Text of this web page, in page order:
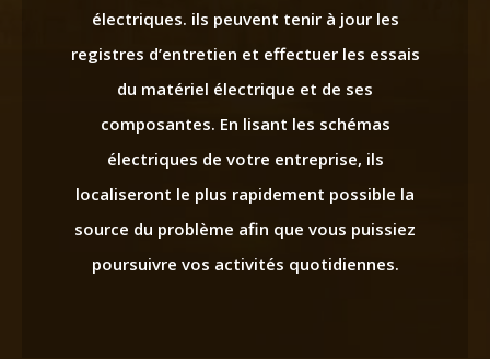
électriques. ils peuvent tenir à jour les
registres d’entretien et effectuer les essais
du matériel électrique et de ses
composantes. En lisant les schémas
électriques de votre entreprise, ils
localiseront le plus rapidement possible la
source du problème afin que vous puissiez
poursuivre vos activités quotidiennes.